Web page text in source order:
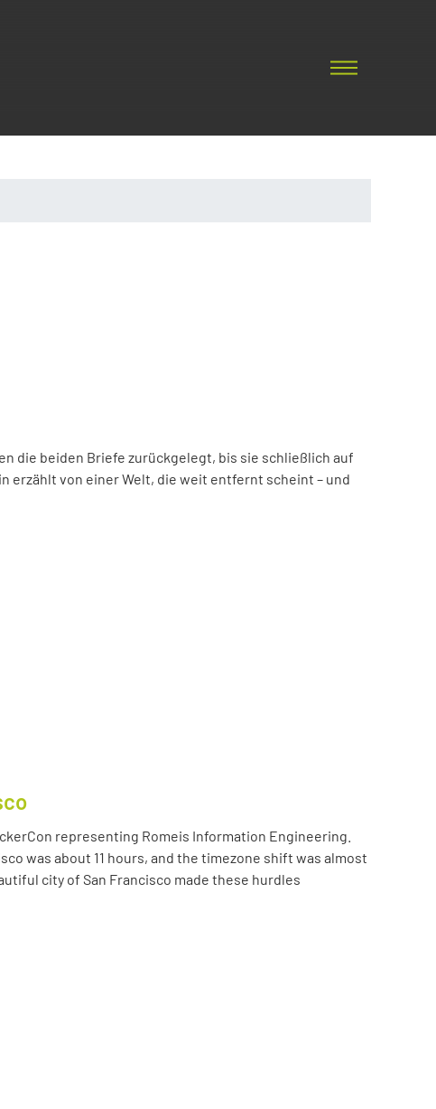
die beiden Briefe zurückgelegt, bis sie schließlich auf
erzählt von einer Welt, die weit entfernt scheint – und
representing Romeis Information Engineering.
was about 11 hours, and the timezone shift was almost
city of San Francisco made these hurdles